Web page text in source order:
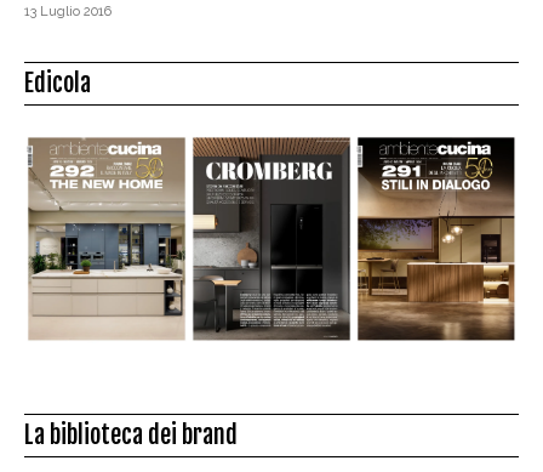
13 Luglio 2016
Edicola
La biblioteca dei brand